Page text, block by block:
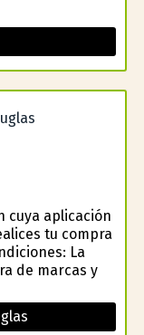
cuya aplicación
tu compra
La
de marcas y